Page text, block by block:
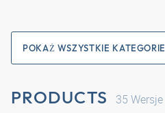
POKAŻ WSZYSTKIE KATEGORIE
PRODUCTS 35 Wersje